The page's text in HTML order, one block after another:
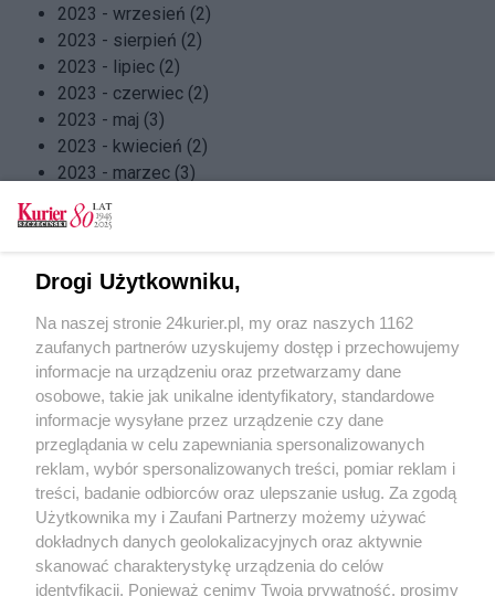
2023 - wrzesień (2)
2023 - sierpień (2)
2023 - lipiec (2)
2023 - czerwiec (2)
2023 - maj (3)
2023 - kwiecień (2)
2023 - marzec (3)
2023 - luty (1)
2023 - styczeń (2)
2022 - listopad (3)
2022 - wrzesień (2)
2022 - sierpień (2)
2022 - lipiec (2)
2022 - czerwiec (3)
2022 - maj (1)
2022 - kwiecień (2)
2022 - marzec (2)
2022 - luty (1)
Drogi Użytkowniku,
Na naszej stronie 24kurier.pl, my oraz naszych 1162
zaufanych partnerów uzyskujemy dostęp i przechowujemy
informacje na urządzeniu oraz przetwarzamy dane
osobowe, takie jak unikalne identyfikatory, standardowe
informacje wysyłane przez urządzenie czy dane
przeglądania w celu zapewniania spersonalizowanych
reklam, wybór spersonalizowanych treści, pomiar reklam i
treści, badanie odbiorców oraz ulepszanie usług. Za zgodą
Użytkownika my i Zaufani Partnerzy możemy używać
dokładnych danych geolokalizacyjnych oraz aktywnie
skanować charakterystykę urządzenia do celów
identyfikacji. Ponieważ cenimy Twoją prywatność, prosimy